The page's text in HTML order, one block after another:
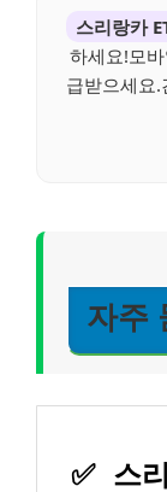
스리랑카
하세요!모
급받으세요.
자주
✅ 스